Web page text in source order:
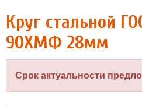
Круг стальной
90ХМФ 28мм
Срок актуальности